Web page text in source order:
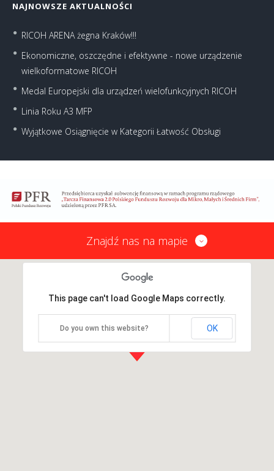
NAJNOWSZE AKTUALNOŚCI
RICOH ARENA żegna Kraków!!!
Ekonomiczne, oszczędne i efektywne - nowe urządzenie
wielkoformatowe RICOH
Medal Europejski dla urządzeń wielofunkcyjnych RICOH
Linia Roku A3 MFP
Wyjątkowe Osiągnięcie w Kategorii Łatwość Obsługi
Znajdź nas na mapie
This page can't load Google Maps correctly.
Do you own this website? OK